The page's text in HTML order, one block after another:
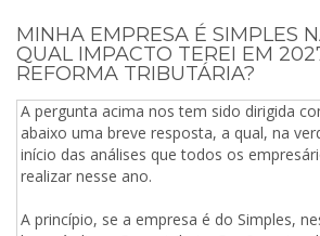
MINHA EMPRESA É SIMPLES
QUAL IMPACTO TEREI EM
REFORMA TRIBUTÁRIA?
A pergunta acima nos tem sido dirigida
abaixo uma breve resposta, a qual, na
início das análises que todos os
realizar nesse ano.
A princípio, se a empresa é do Simples,